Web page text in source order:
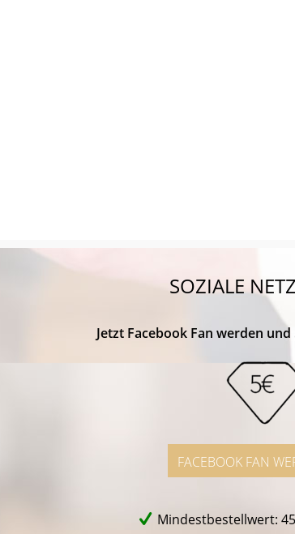
SOZIALE
Jetzt Facebook Fan werden
FACEBOOK FAN
Mindestbestellwert: